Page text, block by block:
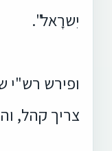
יִשרָאל".
ופירש
צריך קהל,